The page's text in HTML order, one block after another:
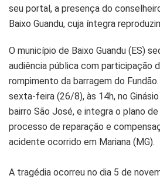
seu portal, a presença do
Baixo Guandu, cuja íntegra
O município de Baixo Guandu (ES)
audiência pública com participação
rompimento da barragem do
sexta-feira (26/8), às 14h, no
bairro São José, e integra o plano
processo de reparação e
acidente ocorrido em Mariana (MG).
A tragédia ocorreu no dia 5 de